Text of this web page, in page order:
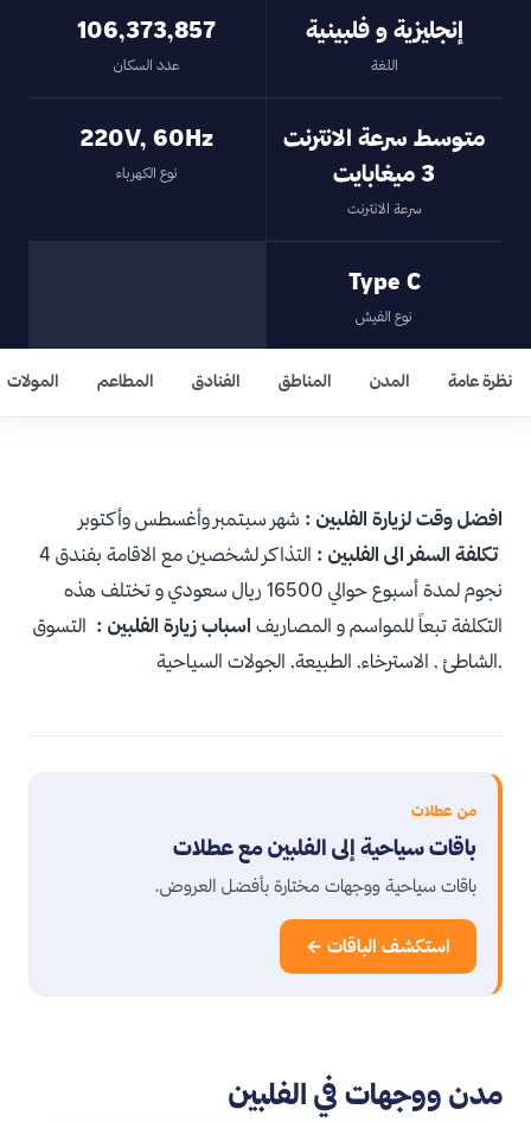
إنجليزية و فلبينية
اللغة
106,373,857
عدد السكان
متوسط سرعة الانترنت
3 ميغابايت
سرعة الانترنت
220V, 60Hz
نوع الكهرباء
Type C
نوع الفيش
نظرة عامة المدن المناطق الفنادق المطاعم المولات
افضل وقت لزيارة الفلبين : شهر سبتمبر وأغسطس وأكتوبر
تكلفة السفر الى الفلبين :
التذاكر لشخصين مع الاقامة بفندق 4
نجوم لمدة أسبوع حوالي 16500 ريال سعودي و تختلف هذه
التكلفة تبعاً للمواسم و المصاريف اسباب زيارة الفلبين : التسوق
,الشاطئ , الاسترخاء, الطبيعة, الجولات السياحية
من عطلات
باقات سياحية إلى الفلبين مع عطلات
باقات سياحية ووجهات مختارة بأفضل العروض.
استكشف الباقات ←
مدن ووجهات في الفلبين